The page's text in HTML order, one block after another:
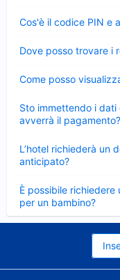
Cos'è il codice PIN e
chiuso
Dove posso trovare i
chiuso
Come posso
chiuso
Sto immettendo i
avverrà il pagamento?
chiuso
L’hotel richiederà un
anticipato?
chiuso
È possibile
per un bambino?
Elemento
chiuso